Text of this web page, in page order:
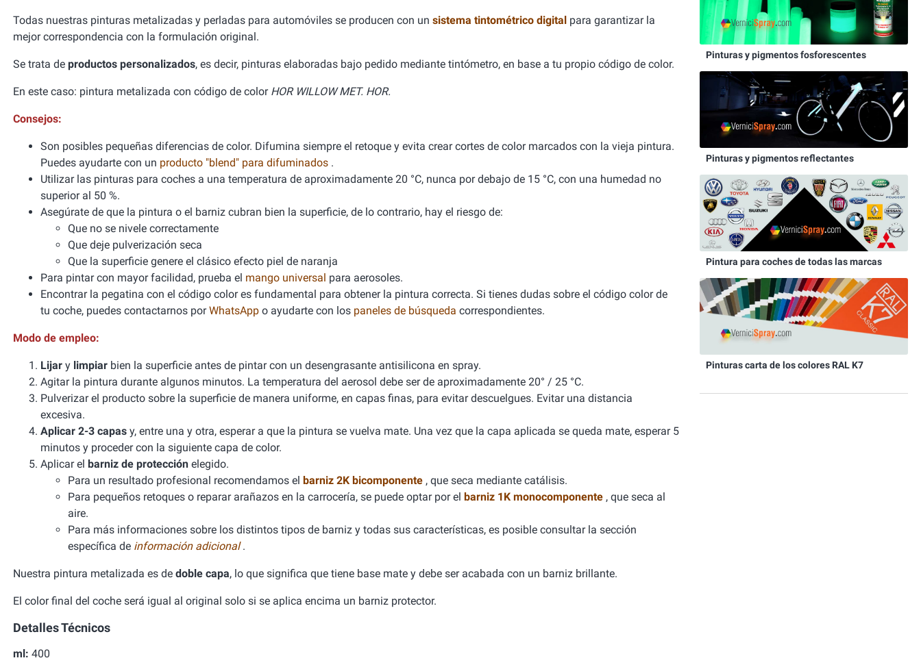
Todas nuestras pinturas metalizadas y perladas para automóviles se producen con un sistema tintométrico digital para garantizar la
mejor correspondencia con la formulación original.
Se trata de productos personalizados, es decir, pinturas elaboradas bajo pedido mediante tintómetro, en base a tu propio código de color.
En este caso: pintura metalizada con código de color HOR WILLOW MET. HOR.
Consejos:
Son posibles pequeñas diferencias de color. Difumina siempre el retoque y evita crear cortes de color marcados con la vieja pintura.
Puedes ayudarte con un producto "blend" para difuminados .
Utilizar las pinturas para coches a una temperatura de aproximadamente 20 °C, nunca por debajo de 15 °C, con una humedad no
superior al 50 %.
Asegúrate de que la pintura o el barniz cubran bien la superficie, de lo contrario, hay el riesgo de:
Que no se nivele correctamente
Que deje pulverización seca
Que la superficie genere el clásico efecto piel de naranja
Para pintar con mayor facilidad, prueba el mango universal para aerosoles.
Encontrar la pegatina con el código color es fundamental para obtener la pintura correcta. Si tienes dudas sobre el código color de
tu coche, puedes contactarnos porWhatsApp o ayudarte con los paneles de búsqueda correspondientes.
Modo de empleo:
Lijar y limpiar bien la superficie antes de pintar con un desengrasante antisilicona en spray.
Agitar la pintura durante algunos minutos. La temperatura del aerosol debe ser de aproximadamente 20° / 25 °C.
Pulverizar el producto sobre la superficie de manera uniforme, en capas finas, para evitar descuelgues. Evitar una distancia
excesiva.
Aplicar 2-3 capas y, entre una y otra, esperar a que la pintura se vuelva mate. Una vez que la capa aplicada se queda mate, esperar 5
minutos y proceder con la siguiente capa de color.
Aplicar el barniz de protección elegido.
Para un resultado profesional recomendamos el barniz 2K bicomponente , que seca mediante catálisis.
Para pequeños retoques o reparar arañazos en la carrocería, se puede optar por el barniz 1K monocomponente , que seca al
aire.
Para más informaciones sobre los distintos tipos de barniz y todas sus características, es posible consultar la sección
específica de información adicional.
Nuestra pintura metalizada es de doble capa, lo que significa que tiene base mate y debe ser acabada con un barniz brillante.
El color final del coche será igual al original solo si se aplica encima un barniz protector.
Detalles Técnicos
ml: 400
Pinturas y pigmentos fosforescentes
Pinturas y pigmentos reflectantes
Pintura para coches de todas las marcas
Pinturas carta de los colores RAL K7